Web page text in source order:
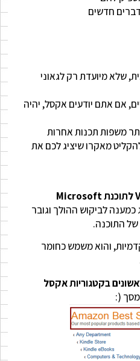
חדשים
שלא מיועדת רק לגאוני
אם אתם יודעים אקסל, יהיה
מאקרו שיציג לכם את
לתוכנת Microsoft
כמענה לביקוש ההולך וגובר
של התוכנה.
והוא משמש כחומר
בקטגוריות אקסל
(: